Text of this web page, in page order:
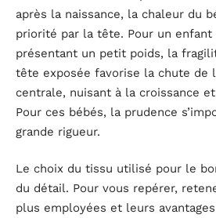
après la naissance, la chaleur du
priorité par la tête. Pour un
présentant un petit poids, la
tête exposée favorise la chute de
centrale, nuisant à la croissance
Pour ces bébés, la prudence
grande rigueur.
Le choix du tissu utilisé pour le
du détail. Pour vous repérer,
plus employées et leurs